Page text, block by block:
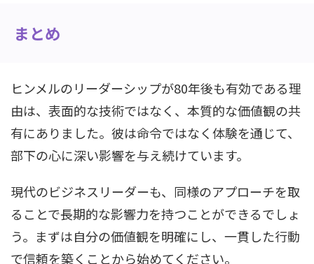
まとめ
ヒンメルのリーダーシップが80年後も有効である理
由は、表面的な技術ではなく、本質的な価値観の共
有にありました。彼は命令ではなく体験を通じて、
部下の心に深い影響を与え続けています。
現代のビジネスリーダーも、同様のアプローチを取
ることで長期的な影響力を持つことができるでしょ
う。まずは自分の価値観を明確にし、一貫した行動
で信頼を築くことから始めてください。